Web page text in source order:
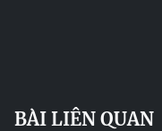
BÀI LIÊN QUAN